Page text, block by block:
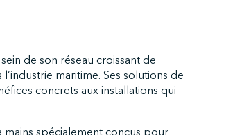
de son réseau croissant de
maritime. Ses solutions de
concrets aux installations qui